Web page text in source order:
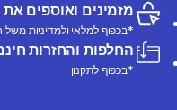
מזמינים ואוספים
*בכפוף למלאי ולמדיניות
החלפות והחזרות חינם עד 365 ימים
*בכפוף לתקנון